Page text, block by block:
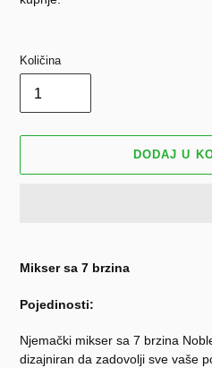
Količina
DODAJ U
košaricu
Mikser sa 7 brzina
Pojedinosti:
Njemački mikser sa 7 brzina
dizajniran da zadovolji sve vaše